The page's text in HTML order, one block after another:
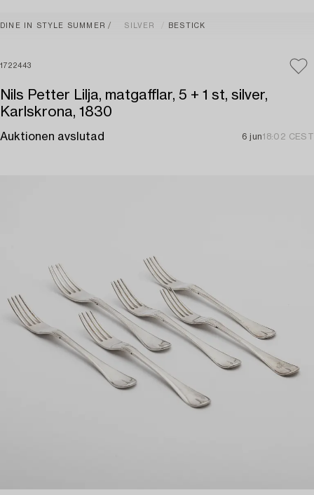
DINE IN STYLE SUMMER SILVER BESTICK
1722443
Nils Petter Lilja, matgafflar, 5 + 1 st, silver,
Karlskrona, 1830
Auktionen avslutad 6 jun18:02 CEST